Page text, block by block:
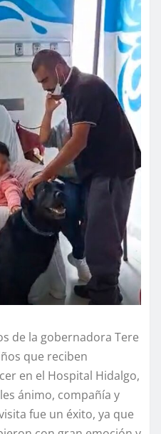
de la gobernadora Tere
que reciben
en el Hospital Hidalgo,
ánimo, compañía y
fue un éxito, ya que